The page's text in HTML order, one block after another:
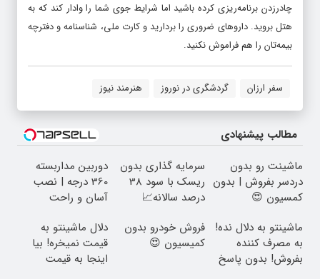
چادرزدن برنامه‌ریزی کرده باشید اما شرایط جوی شما را وادار کند که به
هتل بروید. داروهای ضروری را بردارید و کارت ملی، شناسنامه و دفترچه
بیمه‌تان را هم فراموش نکنید.
سفر ارزان گردشگری در نوروز هنرمند نیوز
مطالب پیشنهادی
ماشینت رو بدون
دردسر بفروش | بدون
کمسیون 😍
سرمایه گذاری بدون
ریسک با سود 38
درصد سالانه📈
دوربین مداربسته
360 درجه | نصب
آسان و راحت
ماشینتو به دلال نده!
به مصرف کننده
بفروش! بدون پاسخ
فروش خودرو بدون
کمیسیون 😍
دلال ماشینتو به
قیمت نمیخره! بیا
اینجا به قیمت